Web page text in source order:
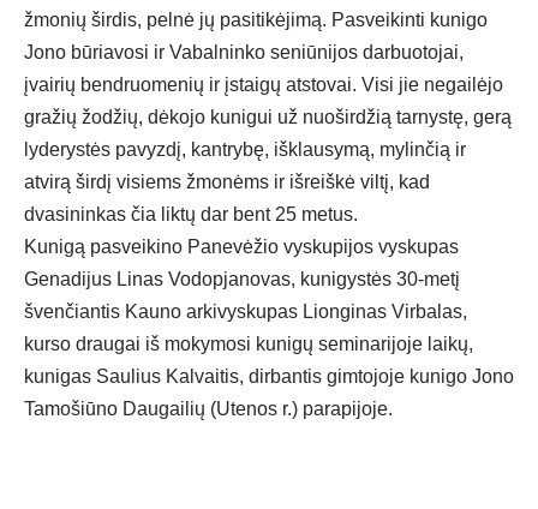
žmonių širdis, pelnė jų pasitikėjimą. Pasveikinti kunigo
Jono būriavosi ir Vabalninko seniūnijos darbuotojai,
įvairių bendruomenių ir įstaigų atstovai. Visi jie negailėjo
gražių žodžių, dėkojo kunigui už nuoširdžią tarnystę, gerą
lyderystės pavyzdį, kantrybę, išklausymą, mylinčią ir
atvirą širdį visiems žmonėms ir išreiškė viltį, kad
dvasininkas čia liktų dar bent 25 metus.
Kunigą pasveikino Panevėžio vyskupijos vyskupas
Genadijus Linas Vodopjanovas, kunigystės 30-metį
švenčiantis Kauno arkivyskupas Lionginas Virbalas,
kurso draugai iš mokymosi kunigų seminarijoje laikų,
kunigas Saulius Kalvaitis, dirbantis gimtojoje kunigo Jono
Tamošiūno Daugailių (Utenos r.) parapijoje.